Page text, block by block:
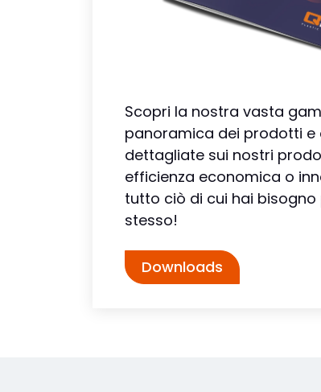
Scopri la nostra vasta
panoramica dei prodotti
dettagliate sui nostri
efficienza economica o
tutto ciò di cui hai
stesso!
Downloads